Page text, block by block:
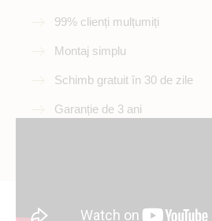
99% clienți mulțumiți
Montaj simplu
Schimb gratuit în 30 de zile
Garanție de 3 ani